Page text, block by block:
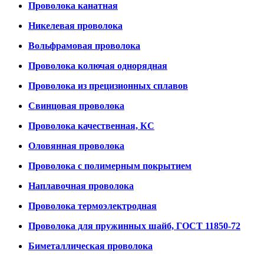
Проволока канатная
Никелевая проволока
Вольфрамовая проволока
Проволока колючая однорядная
Проволока из прецизионных сплавов
Свинцовая проволока
Проволока качественная, КС
Оловянная проволока
Проволока с полимерным покрытием
Наплавочная проволока
Проволока термоэлектродная
Проволока для пружинных шайб, ГОСТ 11850-72
Биметаллическая проволока